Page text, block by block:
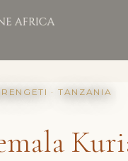
· TANZANIA